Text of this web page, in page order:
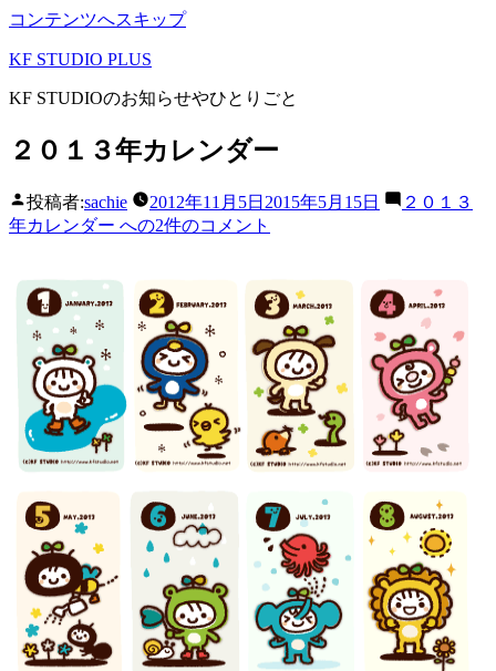
コンテンツへスキップ
KF STUDIO PLUS
KF STUDIOのお知らせやひとりごと
２０１３年カレンダー
投稿者:sachie 2012年11月5日 2015年5月15日
２０１３
年カレンダー への2件のコメント